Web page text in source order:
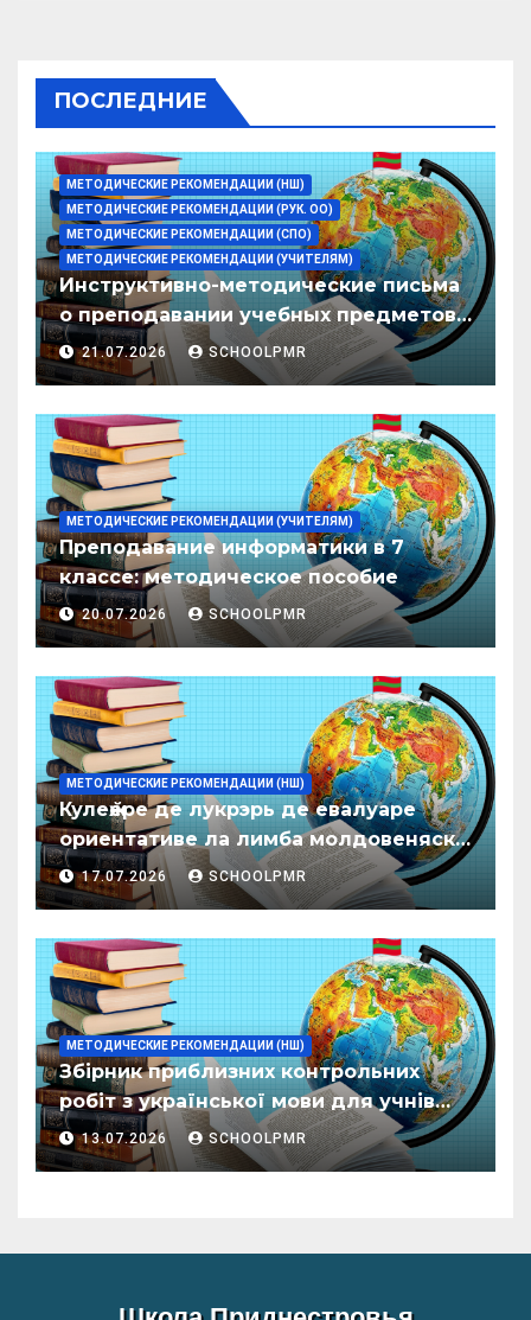
ПОСЛЕДНИЕ
МЕТОДИЧЕСКИЕ РЕКОМЕНДАЦИИ (НШ)
МЕТОДИЧЕСКИЕ РЕКОМЕНДАЦИИ (РУК. ОО)
МЕТОДИЧЕСКИЕ РЕКОМЕНДАЦИИ (СПО)
МЕТОДИЧЕСКИЕ РЕКОМЕНДАЦИИ (УЧИТЕЛЯМ)
Инструктивно-методические письма
о преподавании учебных предметов/
дисциплин в организациях
образования ПМР на 2026/27 уч. год
21.07.2026 SCHOOLPMR
МЕТОДИЧЕСКИЕ РЕКОМЕНДАЦИИ (УЧИТЕЛЯМ)
Преподавание информатики в 7
классе: методическое пособие
20.07.2026 SCHOOLPMR
МЕТОДИЧЕСКИЕ РЕКОМЕНДАЦИИ (НШ)
Кулеӂере де лукрэрь де евалуаре
ориентативе ла лимба молдовеняскэ
пентру елевий класелор примаре але
организациилор де ынвэцэмынт
17.07.2026 SCHOOLPMR
МЕТОДИЧЕСКИЕ РЕКОМЕНДАЦИИ (НШ)
Збірник приблизних контрольних
робіт з української мови для учнів
початкових класів організацій
загальної освіти
13.07.2026 SCHOOLPMR